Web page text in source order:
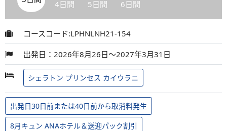
4日間 5日間 6日間
コースコード:LPHNLNH21-154
出発日：2026年8月26日～2027年3月31日
シェラトン プリンセス カイウラニ
出発日30日前または40日前から取消料発生
8月キュン ANAホテル＆送迎パック割引